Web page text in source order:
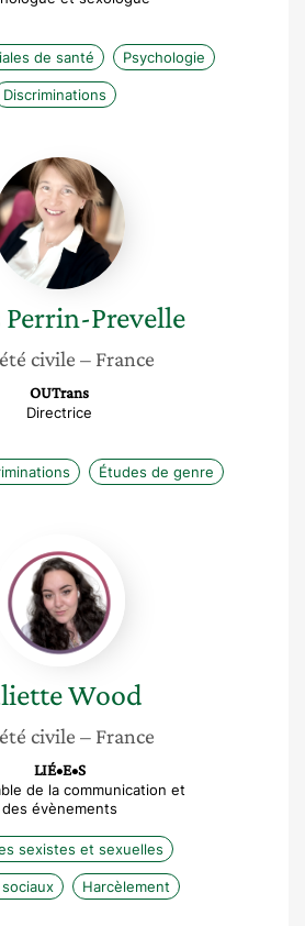
de santé Psychologie
Discriminations
Anaïs
Perrin-
Prevelle
Perrin-Prevelle
civile – France
OUTrans
Directrice
Études de genre
Wood
Wood
civile – France
LIÉ•E•S
de la communication et
des évènements
sexistes et sexuelles
Harcèlement